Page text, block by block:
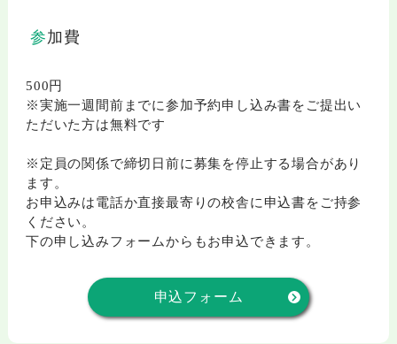
参加費
500円
※実施一週間前までに参加予約申し込み書をご提出い
ただいた方は無料です
※定員の関係で締切日前に募集を停止する場合があり
ます。
お申込みは電話か直接最寄りの校舎に申込書をご持参
ください。
下の申し込みフォームからもお申込できます。
申込フォーム